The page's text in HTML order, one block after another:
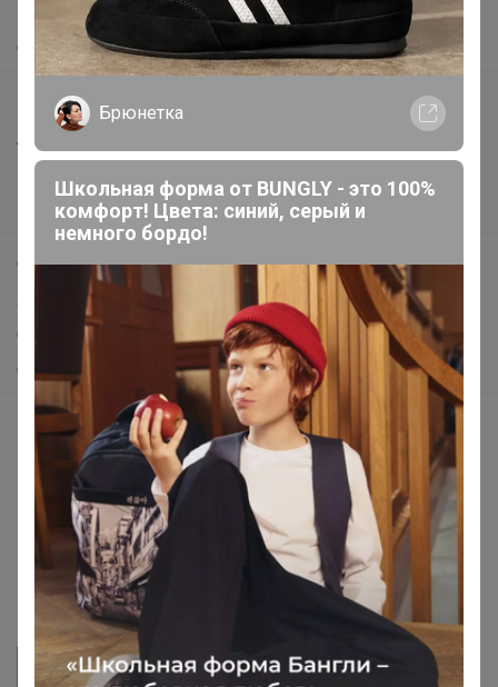
Помощь
О нас
Все предложения
Анонсы
Новости
Поддержка альпак
Самое выгодное
Хиты продаж
Самое желанное
Самое быстрое
Начать зарабатывать с 24-ok
Picabox.ru - Лучшее место для ваших изображений
Розыгрыш - Генератор случайных чисел
Пульс нашего маркетплейса
Укорачиватель ссылок
Брюнетка
Школьная форма от BUNGLY - это 100%
комфорт! Цвета: синий, серый и
немного бордо!